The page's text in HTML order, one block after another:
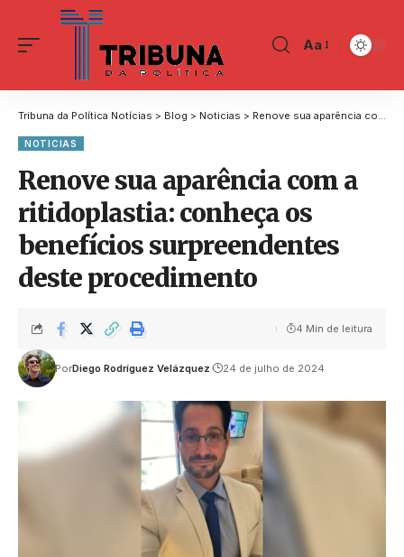
Aa
Tribuna da Política Notícias > Blog > Noticias > Renove sua aparência com a ritidoplastia: conheça os benefícios surpreendentes deste procedimento
NOTICIAS
Renove sua aparência com a
ritidoplastia: conheça os
benefícios surpreendentes
deste procedimento
PorDiego Rodríguez Velázquez 24 de julho de 2024
4 Min de leitura